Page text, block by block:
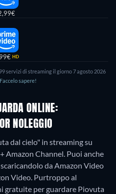
HD
servizi di streaming il giorno 7 agosto 2026
sapere!
ONLINE:
NOLEGGIO
dal cielo" in streaming su
Amazon Channel. Puoi anche
da Amazon Video
Video. Purtroppo al
gratuite per guardare Piovuta